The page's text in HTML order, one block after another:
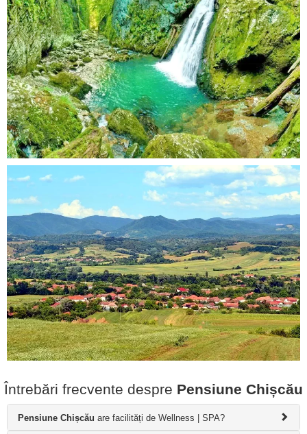
Întrebări frecvente despre Pensiune Chișcău
Pensiune Chișcău are facilități de Wellness | SPA?